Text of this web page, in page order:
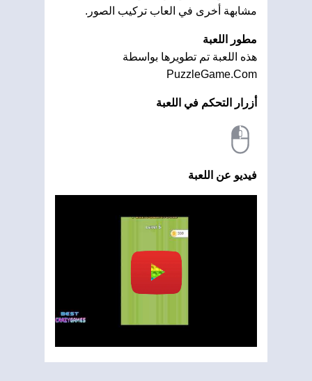
مشابهة أخرى في العاب تركيب الصور.
مطور اللعبة
هذه اللعبة تم تطويرها بواسطة
PuzzleGame.Com
أزرار التحكم في اللعبة
فيديو عن اللعبة